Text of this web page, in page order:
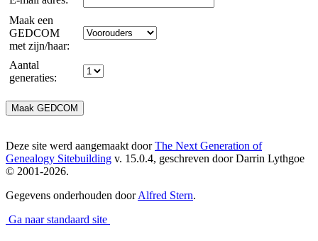
Maak een
GEDCOM
met zijn/haar:
Aantal
generaties:
Deze site werd aangemaakt doorThe Next Generation of
Genealogy Sitebuilding v. 15.0.4, geschreven door Darrin Lythgoe
© 2001-2026.
Gegevens onderhouden doorAlfred Stern.
Ga naar standaard site